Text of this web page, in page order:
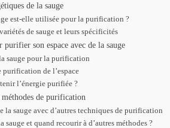
de la sauge
est-elle utilisée pour la purification ?
de sauge et leurs spécificités
purifier son espace avec de la sauge
sauge pour la purification
purification de l’espace
l’énergie purifiée ?
méthodes de purification
la sauge avec d’autres techniques de purification
sauge et quand recourir à d’autres méthodes ?